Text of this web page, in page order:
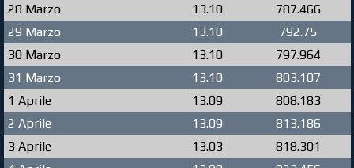
28 Marzo
13.10
787.466
29 Marzo
13.10
792.75
30 Marzo
13.10
797.964
31 Marzo
13.10
803.107
1 Aprile
13.09
808.183
2 Aprile
13.09
813.186
3 Aprile
13.03
818.301